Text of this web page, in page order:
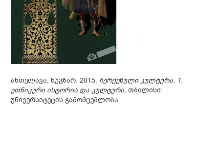
ანთელავა, ნუგზარ. 2015. ჩერქეზული კულტურა. 1.
ეთნიკური ისტორია და კულტურა.თბილისი:
უნივერსიტეტის გამომცემლობა.